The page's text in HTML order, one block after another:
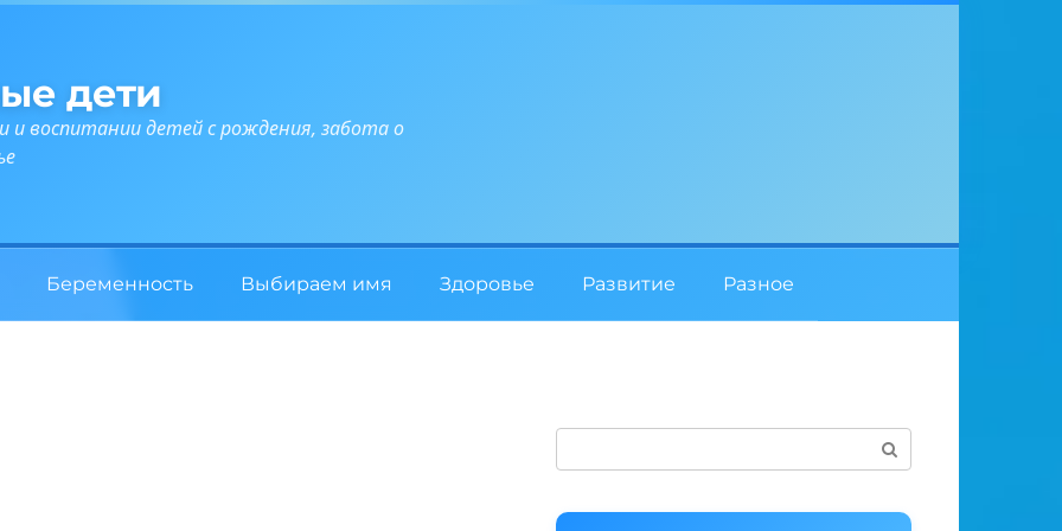
дети
и воспитании детей с рождения, забота о
Беременность Выбираем имя Здоровье Развитие Разное